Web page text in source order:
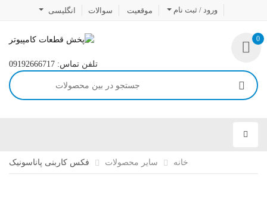
ورود / ثبت نام موقعیت سوالات انگلیسی
تلفن تماس: 09192666717
0
خانه سایر محصولات فکس کاربنی پاناسونیک